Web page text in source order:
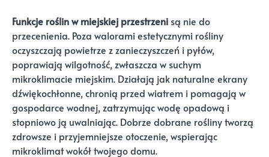
Funkcje roślin w miejskiej przestrzeni są nie do
przecenienia. Poza walorami estetycznymi rośliny
oczyszczają powietrze z zanieczyszczeń i pyłów,
poprawiają wilgotność, zwłaszcza w suchym
mikroklimacie miejskim. Działają jak naturalne ekrany
dźwiękochłonne, chronią przed wiatrem i pomagają w
gospodarce wodnej, zatrzymując wodę opadową i
stopniowo ją uwalniając. Dobrze dobrane rośliny tworzą
zdrowsze i przyjemniejsze otoczenie, wspierając
mikroklimat wokół twojego domu.